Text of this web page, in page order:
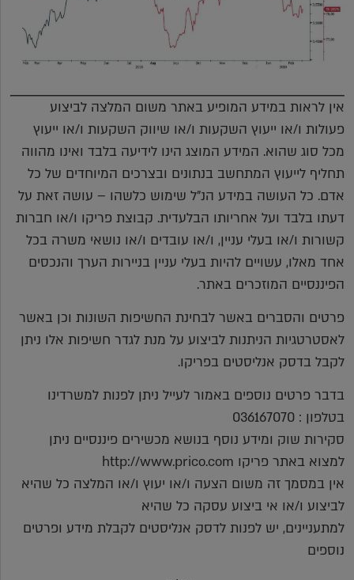
אין לראות במידע המופיע באתר משום המלצה לביצוע
פעולות ו/או ייעוץ השקעות ו/או שיווק השקעות ו/או ייעוץ
מכל סוג שהוא. המידע המוצג הינו לידיעה בלבד ואינו מהווה
תחליף לייעוץ המתחשב בנתונים ובצרכים המיוחדים של כל
אדם. כל העושה במידע הנ"ל שימוש כלשהו – עושה זאת על
דעתו בלבד ועל אחריותו הבלעדית. קבוצת פריקו ו/או חברות
קשורות ו/או בעלי עניין, ו/או עובדים ו/או נושאי משרה בכל
אחד מאלו, עשויים להיות בעלי עניין בניירות הערך והנכסים
הפיננסיים המוזכרים באתר.
פרטים והסברים באשר לבחינת החשיפות השונות וכן באשר
לאסטרטגיות הניתנות לביצוע על מנת לגדר חשיפות אלו ניתן
לקבל בדסק אנליסטים בפריקו.
בדבר פרטים נוספים באמור לעייל ניתן לפנות למשרדינו
בטלפון : 036167070
סקירות שוק ומידע נוסף בנושא מכשירים פיננסיים ניתן
למצוא באתר פריקו http://www.prico.com
אין במסמך זה משום הצעה ו/או יעוץ ו/או המלצה כל שהיא
לביצוע ו/או אי ביצוע עסקה כל שהיא
למתעניינים, יש לפנות לדסק אנליסטים לקבלת מידע ופרטים
נוספים